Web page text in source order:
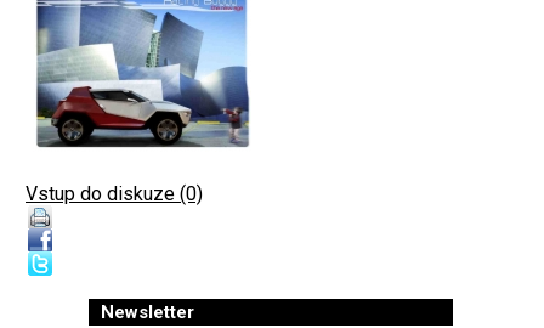
Vstup do diskuze (0)
Newsletter